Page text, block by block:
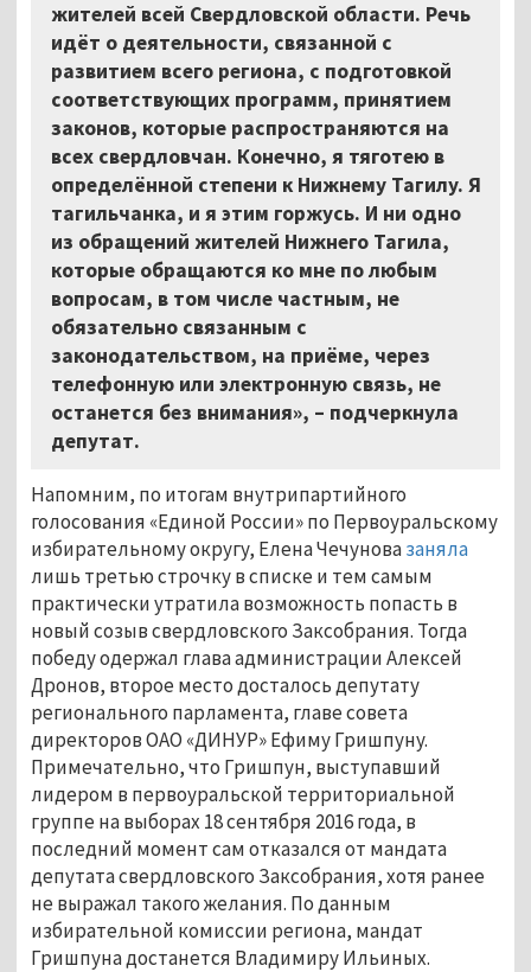
жителей всей Свердловской области. Речь
идёт о деятельности, связанной с
развитием всего региона, с подготовкой
соответствующих программ, принятием
законов, которые распространяются на
всех свердловчан. Конечно, я тяготею в
определённой степени к Нижнему Тагилу. Я
тагильчанка, и я этим горжусь. И ни одно
из обращений жителей Нижнего Тагила,
которые обращаются ко мне по любым
вопросам, в том числе частным, не
обязательно связанным с
законодательством, на приёме, через
телефонную или электронную связь, не
останется без внимания», – подчеркнула
депутат.
Напомним, по итогам внутрипартийного
голосования «Единой России» по Первоуральскому
избирательному округу, Елена Чечуновазаняла
лишь третью строчку в списке и тем самым
практически утратила возможность попасть в
новый созыв свердловского Заксобрания. Тогда
победу одержал глава администрации Алексей
Дронов, второе место досталось депутату
регионального парламента, главе совета
директоров ОАО «ДИНУР» Ефиму Гришпуну.
Примечательно, что Гришпун, выступавший
лидером в первоуральской территориальной
группе на выборах 18 сентября 2016 года, в
последний момент сам отказался от мандата
депутата свердловского Заксобрания, хотя ранее
не выражал такого желания. По данным
избирательной комиссии региона, мандат
Гришпуна достанется Владимиру Ильиных.